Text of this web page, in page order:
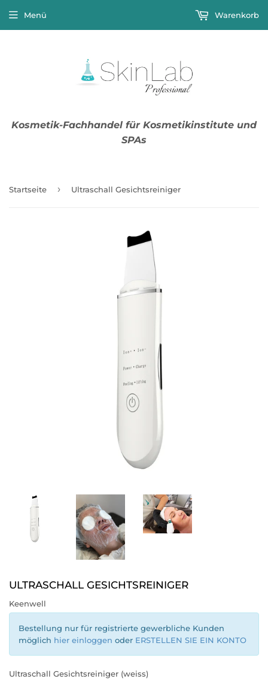
Kosmetik-Fachhandel für Kosmetikinstitute und
SPAs
Menü Warenkorb
Startseite › Ultraschall Gesichtsreiniger
ULTRASCHALL GESICHTSREINIGER
Keenwell
Bestellung nur für registrierte gewerbliche Kunden
möglich hier einloggen oder ERSTELLEN SIE EIN KONTO
Ultraschall Gesichtsreiniger (weiss)